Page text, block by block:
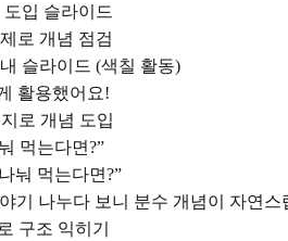
입 슬라이드
로 개념 점검
슬라이드 (색칠 활동)
활용했어요!
로 개념 도입
먹는다면?”
눠 먹는다면?”
기 나누다 보니 분수 개념이 자연스
구조 익히기